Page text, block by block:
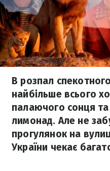
В розпал
найбільше всього
палаючого сонця
лимонад. Але не
прогулянок на
України чекає